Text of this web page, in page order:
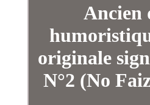
Ancien
originale
N°2 (No